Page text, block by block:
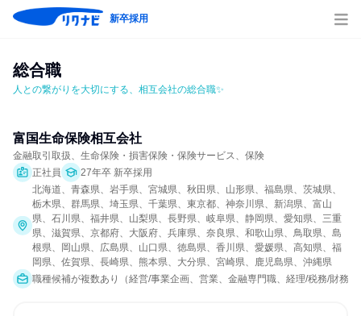
新卒採用
総合職
人との繋がりを大切にする、相互会社の総合職✨
富国生命保険相互会社
金融取引取扱、生命保険・損害保険・保険サービス、保険
正社員
27年卒 新卒採用
北海道、青森県、岩手県、宮城県、秋田県、山形県、福島県、茨城県、
栃木県、群馬県、埼玉県、千葉県、東京都、神奈川県、新潟県、富山
県、石川県、福井県、山梨県、長野県、岐阜県、静岡県、愛知県、三重
県、滋賀県、京都府、大阪府、兵庫県、奈良県、和歌山県、鳥取県、島
根県、岡山県、広島県、山口県、徳島県、香川県、愛媛県、高知県、福
岡県、佐賀県、長崎県、熊本県、大分県、宮崎県、鹿児島県、沖縄県
職種候補が複数あり（経営/事業企画、営業、金融専門職、経理/税務/財務